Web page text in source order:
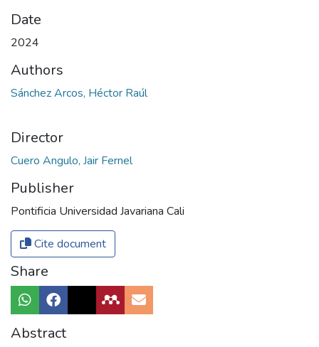
Date
2024
Authors
Sánchez Arcos, Héctor Raúl
Director
Cuero Angulo, Jair Fernel
Publisher
Pontificia Universidad Javariana Cali
Cite document
Share
Abstract